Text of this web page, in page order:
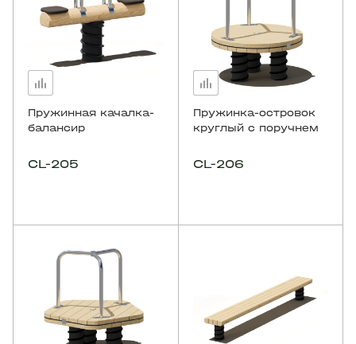
Пружинная качалка-
балансир
CL-205
Пружинка-островок
круглый с поручнем
CL-206